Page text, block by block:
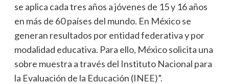
se aplica cada tres años a jóvenes de 15 y 16 años
en más de 60 países del mundo. En México se
generan resultados por entidad federativa y por
modalidad educativa. Para ello, México solicita una
sobre muestra a través del Instituto Nacional para
la Evaluación de la Educación (INEE)”.